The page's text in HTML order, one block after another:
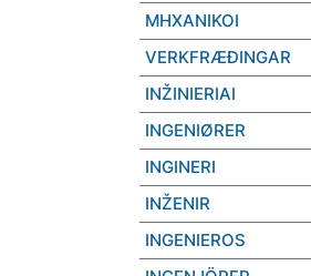
ΜΗΧΑΝΙΚΟΙ
VERKFRÆÐINGAR
INŽINIERIAI
INGENIØRER
INGINERI
INŽENIR
INGENIEROS